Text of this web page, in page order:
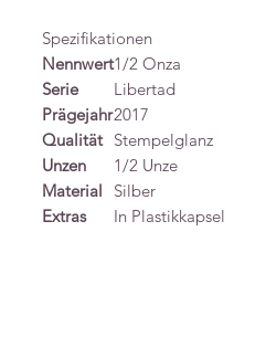
Spezifikationen
Nennwert1/2 Onza
Serie
Libertad
Prägejahr2017
Qualität Stempelglanz
Unzen
1/2 Unze
Material
Silber
Extras
In Plastikkapsel